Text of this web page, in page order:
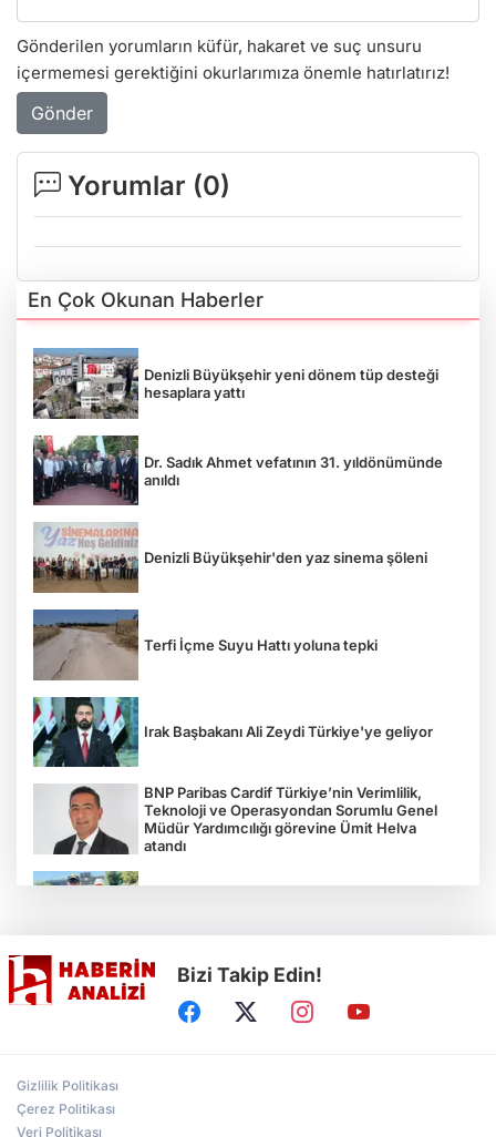
Gönderilen yorumların küfür, hakaret ve suç unsuru
içermemesi gerektiğini okurlarımıza önemle hatırlatırız!
Gönder
Yorumlar (0)
En Çok Okunan Haberler
Denizli Büyükşehir yeni dönem tüp desteği
hesaplara yattı
Dr. Sadık Ahmet vefatının 31. yıldönümünde
anıldı
Denizli Büyükşehir'den yaz sinema şöleni
Terfi İçme Suyu Hattı yoluna tepki
Irak Başbakanı Ali Zeydi Türkiye'ye geliyor
BNP Paribas Cardif Türkiye’nin Verimlilik,
Teknoloji ve Operasyondan Sorumlu Genel
Müdür Yardımcılığı görevine Ümit Helva
atandı
Bizi Takip Edin!
Gizlilik Politikası
Çerez Politikası
Veri Politikası